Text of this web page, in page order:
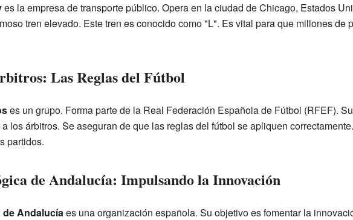
es la empresa de transporte público. Opera en la ciudad de Chicago, Estados
tren elevado. Este tren es conocido como "L". Es vital para que millones de
Las Reglas del Fútbol
es un grupo. Forma parte de la Real Federación Española de Fútbol (RFEF).
los árbitros. Se aseguran de que las reglas del fútbol se apliquen
partidos.
de Andalucía: Impulsando la Innovación
Andalucíaes una organización española. Su objetivo es fomentar la